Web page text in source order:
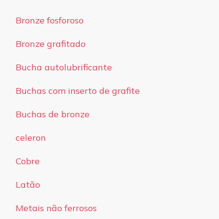
Bronze fosforoso
Bronze grafitado
Bucha autolubrificante
Buchas com inserto de grafite
Buchas de bronze
celeron
Cobre
Latão
Metais não ferrosos